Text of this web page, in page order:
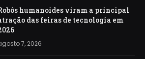
humanoides viram a principal
das feiras de tecnologia em
7, 2026